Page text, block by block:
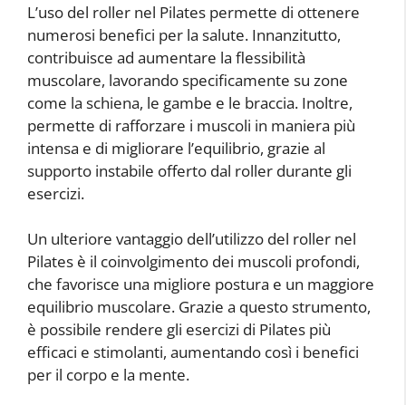
L’uso del roller nel Pilates permette di ottenere
numerosi benefici per la salute. Innanzitutto,
contribuisce ad aumentare la flessibilità
muscolare, lavorando specificamente su zone
come la schiena, le gambe e le braccia. Inoltre,
permette di rafforzare i muscoli in maniera più
intensa e di migliorare l’equilibrio, grazie al
supporto instabile offerto dal roller durante gli
esercizi.
Un ulteriore vantaggio dell’utilizzo del roller nel
Pilates è il coinvolgimento dei muscoli profondi,
che favorisce una migliore postura e un maggiore
equilibrio muscolare. Grazie a questo strumento,
è possibile rendere gli esercizi di Pilates più
efficaci e stimolanti, aumentando così i benefici
per il corpo e la mente.